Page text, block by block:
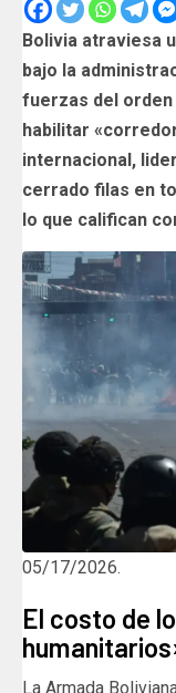
Bolivia atraviesa
bajo la
fuerzas del
habilitar
internacional,
cerrado filas en
lo que califican
05/17/2026.
El costo de
La Armada